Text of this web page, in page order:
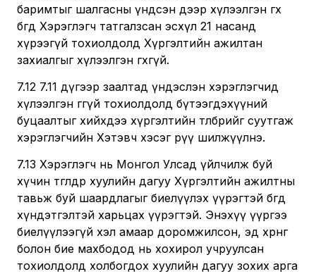
баримтыг шалгасны үндсэн дээр хүлээлгэн өгөх
бөгөөд Хэрэглэгч татгалзсан эсхүл 21 насанд
хүрээгүй тохиолдолд Хүргэлтийн ажилтан
захиалгыг хүлээлгэн өгөхгүй.
7.12 7.11 дүгээр заалтад үндэслэн хэрэглэгчид
хүлээлгэн өгөөгүй тохиолдолд бүтээгдэхүүний
буцаалтыг хийхдээ хүргэлтийн төлбөрийг суутгаж
хэрэглэгчийн Хэтэвч хэсэг рүү шилжүүлнэ.
7.13 Хэрэглэгч нь Монгол Улсад үйлчилж буй
хүчин төгөлдөр хуулийн дагуу Хүргэлтийн ажилтны
тавьж буй шаардлагыг биелүүлэх үүрэгтэй бөгөөд
хүндэтгэлтэй харьцах үүрэгтэй. Энэхүү үүргээ
биелүүлээгүй хэл амаар доромжилсон, эд хөрөнгө
болон бие махбодод нь хохирол учруулсан
тохиолдолд холбогдох хуулийн дагуу зохих арга